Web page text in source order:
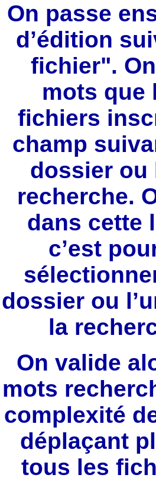
On passe
d’édition
fichier".
mots que
fichiers
champ
dossier ou
recherche.
dans cette
c’est
dossier ou
la
On valide
mots
complexité
déplaçant
tous les